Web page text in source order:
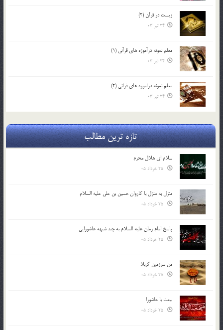
زیست در قرآن (2)
24 تیر 03
معلم نمونه درآموزه هاي قرآني (1)
24 تیر 03
معلم نمونه درآموزه هاي قرآني (2)
24 تیر 03
تازه ترین مطالب
سلام ای هلال محرم
منزل به منزل با کاروان حسین بن علی علیه السلام
پاسخ امام زمان علیه السلام به چند شبهه عاشورایی
من سرزمین کربلا
بیعت با عاشورا